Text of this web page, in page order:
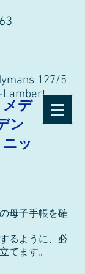
127/5
Lambert
デ
ン
ッ
母子手帳を確
るように、 必
てます。